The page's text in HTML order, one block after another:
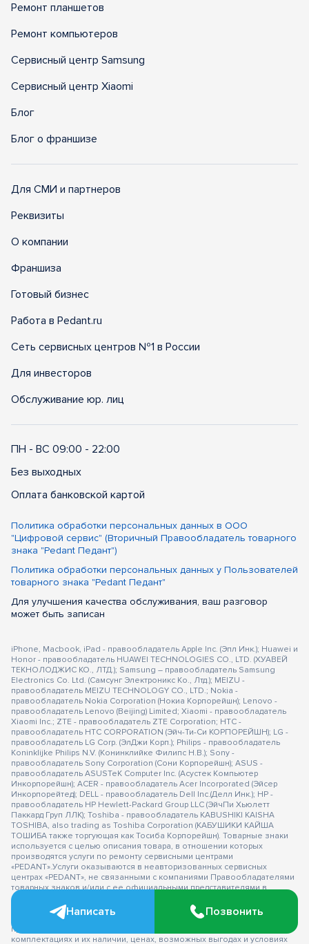
Ремонт планшетов
Ремонт компьютеров
Сервисный центр Samsung
Сервисный центр Xiaomi
Блог
Блог о франшизе
Для СМИ и партнеров
Реквизиты
О компании
Франшиза
Готовый бизнес
Работа в Pedant.ru
Сеть сервисных центров №1 в России
Для инвесторов
Обслуживание юр. лиц
ПН - ВС 09:00 - 22:00
Без выходных
Оплата банковской картой
Политика обработки персональных данных в ООО
"Цифровой сервис" (Вторичный Правообладатель товарного
знака "Pedant Педант")
Политика обработки персональных данных у Пользователей
товарного знака "Pedant Педант"
Для улучшения качества обслуживания, ваш разговор
может быть записан
iPhone, Macbook, iPad - правообладатель Apple Inc. (Эпл Инк.); Huawei и
Honor - правообладатель HUAWEI TECHNOLOGIES CO., LTD. (ХУАВЕЙ
ТЕКНОЛОДЖИС КО., ЛТД.); Samsung – правообладатель Samsung
Electronics Co. Ltd. (Самсунг Электроникс Ко., Лтд.); MEIZU -
правообладатель MEIZU TECHNOLOGY CO., LTD.; Nokia -
правообладатель Nokia Corporation (Нокиа Корпорейшн); Lenovo -
правообладатель Lenovo (Beijing) Limited; Xiaomi - правообладатель
Xiaomi Inc.; ZTE - правообладатель ZTE Corporation; HTC -
правообладатель HTC CORPORATION (Эйч-Ти-Си КОРПОРЕЙШН); LG -
правообладатель LG Corp. (ЭлДжи Корп.); Philips - правообладатель
Koninklijke Philips N.V. (Конинклийке Филипс Н.В.); Sony -
правообладатель Sony Corporation (Сони Корпорейшн); ASUS -
правообладатель ASUSTeK Computer Inc. (Асустек Компьютер
Инкорпорейшн); ACER - правообладатель Acer Incorporated (Эйсер
Инкорпорейтед); DELL - правообладатель Dell Inc.(Делл Инк.); HP -
правообладатель HP Hewlett-Packard Group LLC (ЭйчПи Хьюлетт
Паккард Груп ЛЛК); Toshiba - правообладатель KABUSHIKI KAISHA
TOSHIBA, also trading as Toshiba Corporation (КАБУШИКИ КАЙША
ТОШИБА также торгующая как Тосиба Корпорейшн). Товарные знаки
используется с целью описания товара, в отношении которых
производятся услуги по ремонту сервисными центрами
«PEDANT».Услуги оказываются в неавторизованных сервисных
центрах «PEDANT», не связанными с компаниями Правообладателями
товарных знаков и/или с ее официальными представителями в
отношении товаров, которые уже были введены в гражданский
оборот в смысле статьи 1487 ГК РФ ** - время ремонта, срок гарантии
могут меняться в зависимости от модели устройства и сложности
проводимых работ Информация о соответствующих моделях и
комплектациях и их наличии, ценах, возможных выгодах и условиях
Написать Позвонить